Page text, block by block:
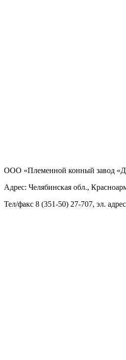
ООО «Племенной конный завод
Адрес: Челябинская обл.,
Тел/факс 8 (351-50) 27-707, эл.